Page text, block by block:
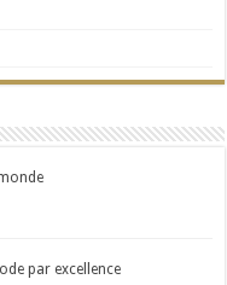
par excellence